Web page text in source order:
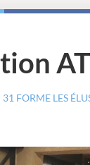
FORME LES